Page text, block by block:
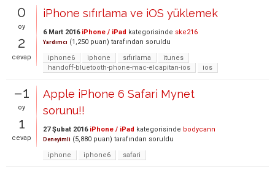
0
oy
2
cevap
iPhone sıfırlama ve iOS yüklemek
6 Mart 2016 iPhone / iPad kategorisinde ske216
Yardımcı (1,250 puan) tarafından soruldu
iphone6
iphone sıfırlama
itunes
handoff-bluetooth-phone-mac-elcapitan-ios
ios
–1
oy
1
cevap
Apple iPhone 6 Safari Mynet
sorunu!!
27 Şubat 2016 iPhone / iPad kategorisinde bodycann
Deneyimli (5,880 puan) tarafından soruldu
iphone
iphone6 safari